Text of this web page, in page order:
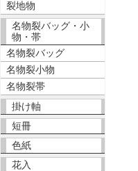
裂地物
名物裂バッグ・小
物・帯
名物裂バッグ
名物裂小物
名物裂帯
掛け軸
短冊
色紙
花入